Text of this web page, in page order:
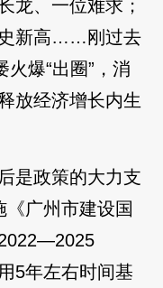
龙、一位难求；
史新高……刚过去
火爆“出圈”，消
放经济增长内生
是政策的大力支
广州市建设国
5年左右时间基